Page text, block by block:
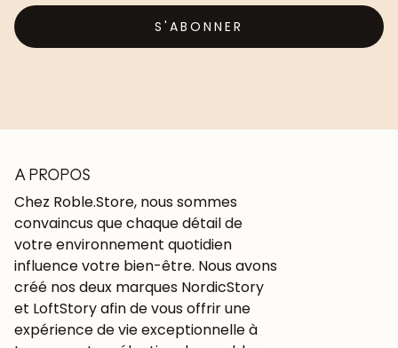
S'ABONNER
A PROPOS
Chez Roble.Store, nous sommes
convaincus que chaque détail de
votre environnement quotidien
influence votre bien-être. Nous avons
créé nos deux marques NordicStory
et LoftStory afin de vous offrir une
expérience de vie exceptionnelle à